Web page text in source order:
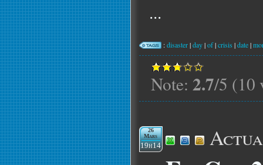
...
:disaster|day|of|crisis |date|
Note: 2.7/5 (10
26
Mars
19h14